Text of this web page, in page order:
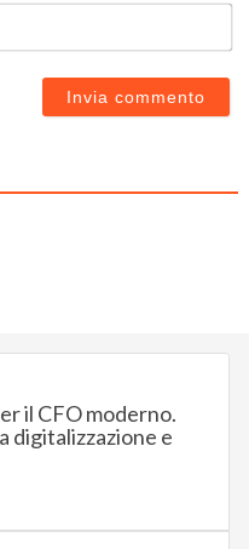
il CFO moderno.
digitalizzazione e